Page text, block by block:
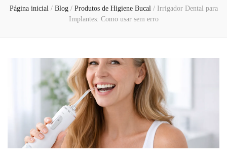
Página inicial / Blog / Produtos de Higiene Bucal / Irrigador Dental para
Implantes: Como usar sem erro